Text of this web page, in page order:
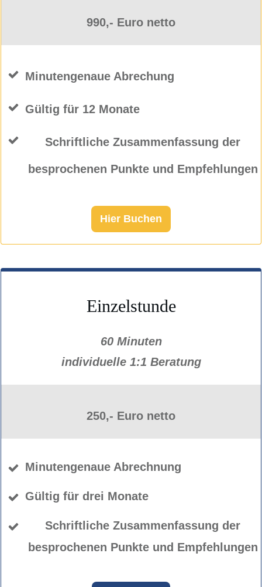
990,- Euro netto
Minutengenaue Abrechung
Gültig für 12 Monate
Schriftliche Zusammenfassung der
besprochenen Punkte und Empfehlungen
Hier Buchen
Einzelstunde
60 Minuten
individuelle 1:1 Beratung
250,- Euro netto
Minutengenaue Abrechnung
Gültig für drei Monate
Schriftliche Zusammenfassung der
besprochenen Punkte und Empfehlungen